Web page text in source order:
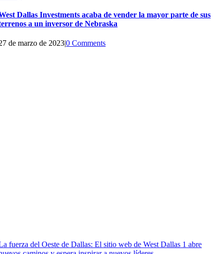
Dallas Investments acaba de vender la mayor parte de sus
a un inversor de Nebraska
de marzo de 2023|0 Comments
fuerza del Oeste de Dallas: El sitio web de West Dallas 1 abre